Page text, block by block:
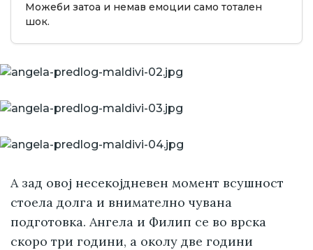
Можеби затоа и немав емоции само тотален
шок.
А зад овој несекојдневен момент всушност
стоела долга и внимателно чувана
подготовка. Ангела и Филип се во врска
скоро три години, а околу две години